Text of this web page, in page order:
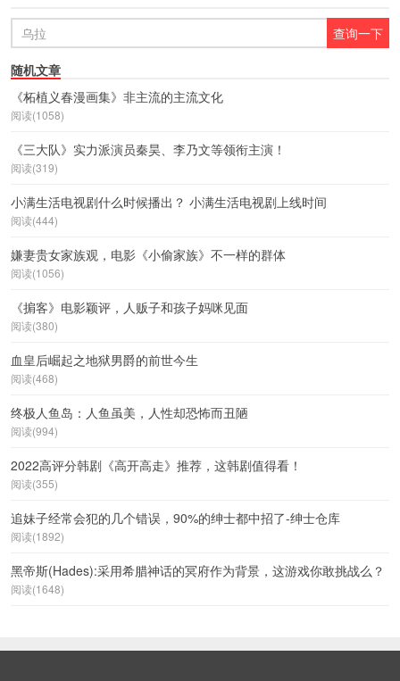
随机文章
《柘植义春漫画集》非主流的主流文化
阅读(1058)
《三大队》实力派演员秦昊、李乃文等领衔主演！
阅读(319)
小满生活电视剧什么时候播出？ 小满生活电视剧上线时间
阅读(444)
嫌妻贵女家族观，电影《小偷家族》不一样的群体
阅读(1056)
《掮客》电影颖评，人贩子和孩子妈咪见面
阅读(380)
血皇后崛起之地狱男爵的前世今生
阅读(468)
终极人鱼岛：人鱼虽美，人性却恐怖而丑陋
阅读(994)
2022高评分韩剧《高开高走》推荐，这韩剧值得看！
阅读(355)
追妹子经常会犯的几个错误，90%的绅士都中招了-绅士仓库
阅读(1892)
黑帝斯(Hades):采用希腊神话的冥府作为背景，这游戏你敢挑战么？
阅读(1648)